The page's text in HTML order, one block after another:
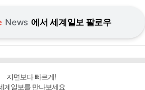
News 에서 세계일보 팔로우
지면보다 빠르게!
계일보를 만나보세요